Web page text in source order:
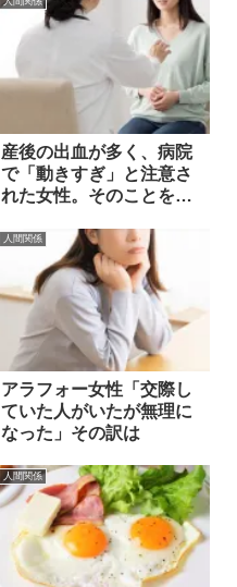
産後の出血が多く、病院
で「動きすぎ」と注意さ
れた女性。そのことを夫
人間関係
アラフォー女性「交際し
ていた人がいたが無理に
なった」その訳は
人間関係